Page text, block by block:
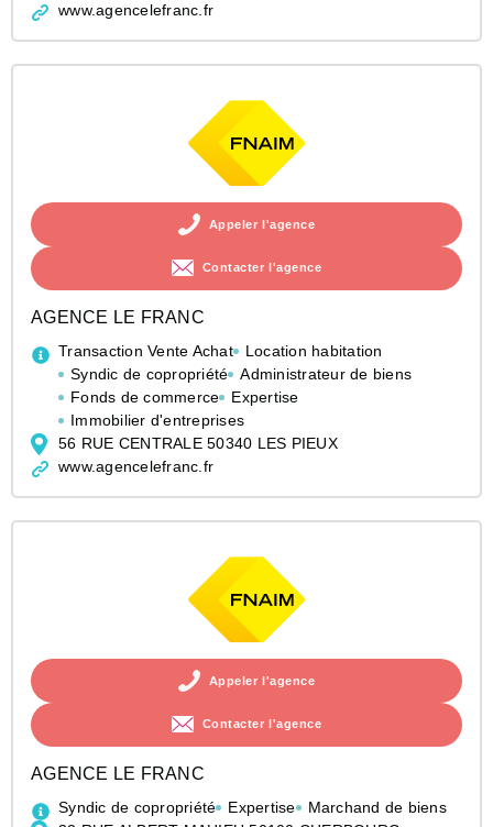
www.agencelefranc.fr
Appeler l'agence
Contacter l'agence
AGENCE LE FRANC
Transaction Vente Achat
Location habitation
Syndic de copropriété
Administrateur de biens
Fonds de commerce
Expertise
Immobilier d'entreprises
56 RUE CENTRALE 50340 LES PIEUX
www.agencelefranc.fr
Appeler l'agence
Contacter l'agence
AGENCE LE FRANC
Syndic de copropriété Expertise
Marchand de biens